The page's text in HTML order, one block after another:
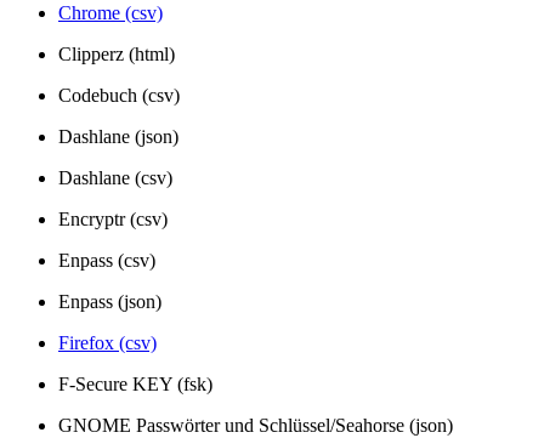
Chrome (csv)
Clipperz (html)
Codebuch (csv)
Dashlane (json)
Dashlane (csv)
Encryptr (csv)
Enpass (csv)
Enpass (json)
Firefox (csv)
F-Secure KEY (fsk)
GNOME Passwörter und Schlüssel/Seahorse (json)